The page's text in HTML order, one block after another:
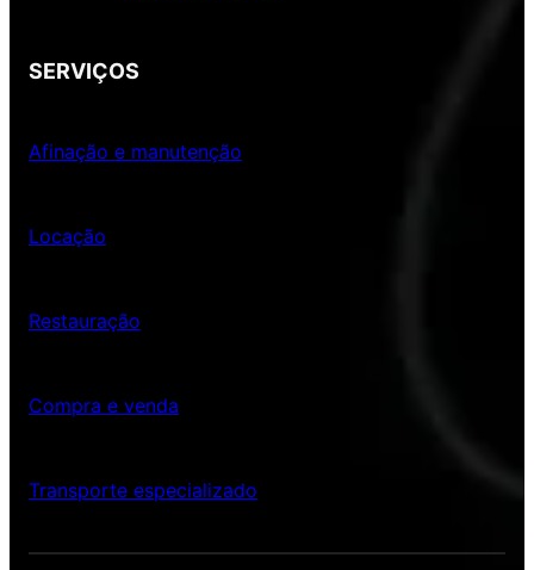
SERVIÇOS
Afinação e manutenção
Locação
Restauração
Compra e venda
Transporte especializado